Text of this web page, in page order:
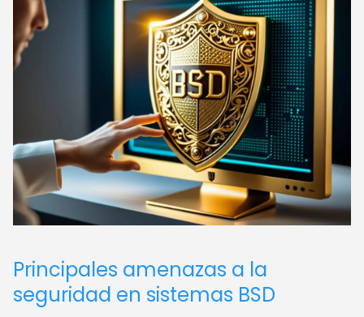
Principales amenazas a la
seguridad en sistemas BSD